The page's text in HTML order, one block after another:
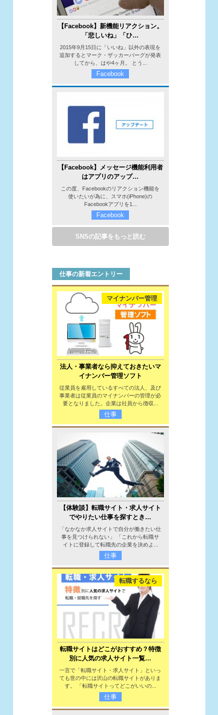
【Facebook】新機能リアクション。
「悲しいね」「ひ…
2015年9月15日に「いいね」以外の表現を
追加するとマーク・ザッカーバーグが発表
してから、はや4ヶ月。 とう...
Facebook
【Facebook】メッセージ機能利用者
はアプリのアップ…
この度、Facebookのリアクション機能を
使いたいが為に、スマホ(iPhone)の
Facebookアプリを1...
Facebook
SNSの記事をもっと読む
仕事の新着エントリー
マイナンバー管理
法人・事業者なら抑えておきたいマ
イナンバー管理ソフト
従業員を雇用しているすべての法人、及び
事業者は従業員のマイナンバーの管理が必
要となりました。企業は社員から徴収...
仕事
【体験談】転職サイト・求人サイト
でやりたい仕事を探すとき…
「なかなか求人サイトで自分が働きたい仕
事を見つけられない」 「これから転職サ
イトに登録して転職先の企業を決めよ...
仕事
転職するなら
転職サイトはどこがおすすめ？特徴
別に人気の求人サイト一覧…
一言で「転職サイト・求人サイト」といっ
ても世の中には沢山の転職サイトがありま
す。 「転職サイトってどこがいいの...
仕事